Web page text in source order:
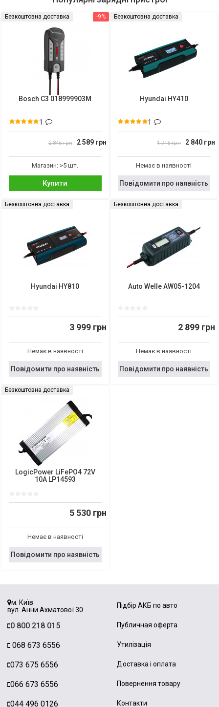
-9%
Безкоштовна доставка
Bosch C3 018999903M
1
2 845 грн 2 589 грн
Магазин: >5 шт.
Купити
Безкоштовна доставка
Hyundai HY410
1
1 715 грн 2 840 грн
Немає в наявності
Повідомити про наявність
Безкоштовна доставка
Hyundai HY810
3 999 грн
Немає в наявності
Повідомити про наявність
Безкоштовна доставка
Auto Welle AW05-1204
2 899 грн
Немає в наявності
Повідомити про наявність
Безкоштовна доставка
LogicPower LiFePO4 72V
10A LP14593
5 530 грн
Немає в наявності
Повідомити про наявність
м. Київ
вул. Анни Ахматової 30
0 800 218 015
068 673 6556
073 675 6556
066 673 6556
044 496 0126
Підбір АКБ по авто
Публичная оферта
Утилізація
Доставка і оплата
Повернення товару
Контакти